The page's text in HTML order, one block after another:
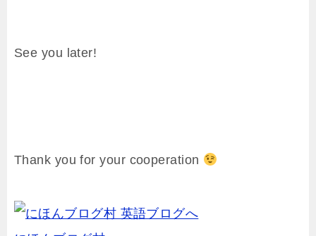
See you later!
Thank you for your cooperation